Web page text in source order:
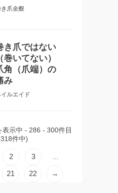
爪全般
き爪ではない
（巻いてない）
角（爪端）の
み
イルエイド
表示中 - 286 - 300件目
件中)
2 3
21 22 →